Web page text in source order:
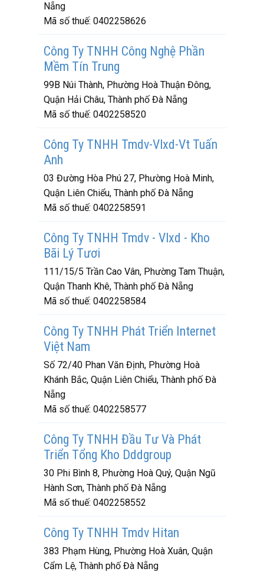
Nẵng
Mã số thuế: 0402258626
Công Ty TNHH Công Nghệ Phần
Mềm Tín Trung
99B Núi Thành, Phường Hoà Thuận Đông,
Quận Hải Châu, Thành phố Đà Nẵng
Mã số thuế: 0402258520
Công Ty TNHH Tmdv-Vlxd-Vt Tuấn
Anh
03 Đường Hòa Phú 27, Phường Hoà Minh,
Quận Liên Chiểu, Thành phố Đà Nẵng
Mã số thuế: 0402258591
Công Ty TNHH Tmdv - Vlxd - Kho
Bãi Lý Tươi
111/15/5 Trần Cao Vân, Phường Tam Thuận,
Quận Thanh Khê, Thành phố Đà Nẵng
Mã số thuế: 0402258584
Công Ty TNHH Phát Triển Internet
Việt Nam
Số 72/40 Phan Văn Định, Phường Hoà
Khánh Bắc, Quận Liên Chiểu, Thành phố Đà
Nẵng
Mã số thuế: 0402258577
Công Ty TNHH Đầu Tư Và Phát
Triển Tổng Kho Dddgroup
30 Phi Bình 8, Phường Hoà Quý, Quận Ngũ
Hành Sơn, Thành phố Đà Nẵng
Mã số thuế: 0402258552
Công Ty TNHH Tmdv Hitan
383 Phạm Hùng, Phường Hoà Xuân, Quận
Cẩm Lệ, Thành phố Đà Nẵng